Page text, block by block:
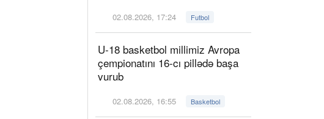
02.08.2026, 17:24 Futbol
U-18 basketbol millimiz Avropa
çempionatını 16-cı pillədə başa
vurub
02.08.2026, 16:55 Basketbol